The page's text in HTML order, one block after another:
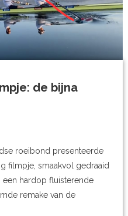
de bijna
roeibond presenteerde
filmpje, smaakvol gedraaid
hardop fluisterende
remake van de